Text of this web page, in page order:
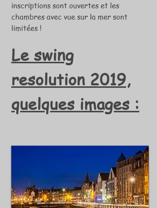
inscriptions sont ouvertes et les
chambres avec vue sur la mer sont
limitées !
Le swing
resolution 2019,
quelques images :